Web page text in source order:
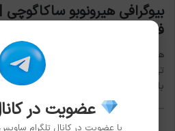
بیوگرافی هیرونوبو
فانتزی
تهیه‌کننده و نویسنده افسانه‌ای ژاپنی
بازی‌های…
عضویت در
با عضویت در کانال تلگرام